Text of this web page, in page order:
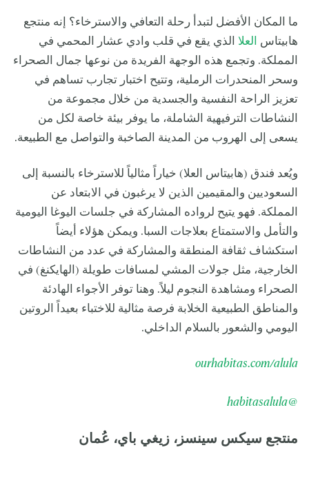
ما المكان الأفضل لتبدأ رحلة التعافي والاسترخاء؟ إنه منتجع
هابيتاس
العلا
الذي يقع في قلب وادي عشار المحمي في
المملكة. وتجمع هذه الوجهة الفريدة من نوعها جمال الصحراء
وسحر المنحدرات الرملية، وتتيح اختبار تجارب تساهم في
تعزيز الراحة النفسية والجسدية من خلال مجموعة من
النشاطات الترفيهية الشاملة، ما يوفر بيئة خاصة لكل من
يسعى إلى الهروب من المدينة الصاخبة والتواصل مع الطبيعة.
ويُعد فندق (هابيتاس العلا) خياراً مثالياً للاسترخاء بالنسبة إلى
السعوديين والمقيمين الذين لا يرغبون في الابتعاد عن
المملكة. فهو يتيح لرواده المشاركة في جلسات اليوغا اليومية
والتأمل والاستمتاع بعلاجات السبا. ويمكن هؤلاء أيضاً
استكشاف ثقافة المنطقة والمشاركة في عدد من النشاطات
الخارجية، مثل جولات المشي لمسافات طويلة (الهايكنغ) في
الصحراء ومشاهدة النجوم ليلاً. وهنا توفر الأجواء الهادئة
والمناطق الطبيعية الخلابة فرصة مثالية للاختباء بعيداً الروتين
اليومي والشعور بالسلام الداخلي.
ourhabitas.com/alula
@habitasalula
منتجع سيكس سينسز، زيغي باي، عُمان